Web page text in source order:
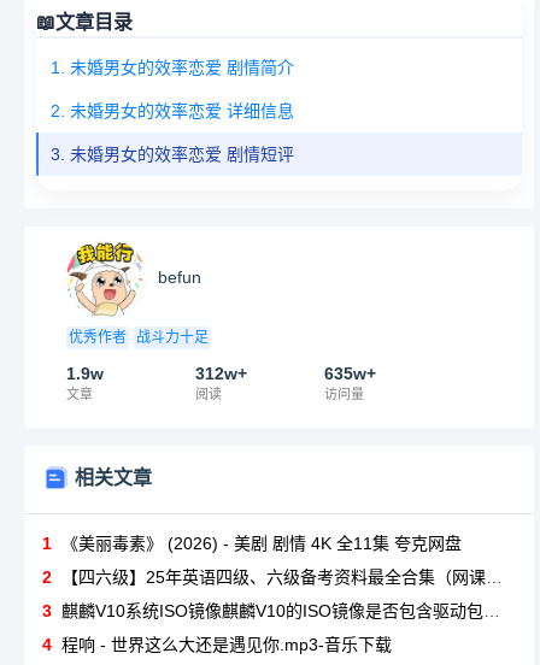
📖文章目录
1. 未婚男女的效率恋爱 剧情简介
2. 未婚男女的效率恋爱 详细信息
3. 未婚男女的效率恋爱 剧情短评
befun
优秀作者 战斗力十足
1.9w
文章
312w+
阅读
635w+
访问量
相关文章
1
《美丽毒素》 (2026) - 美剧 剧情 4K 全11集 夸克网盘
2
【四六级】25年英语四级、六级备考资料最全合集（网课合集+电子版资料）免费分享
3 麒麟V10系统ISO镜像麒麟V10的ISO镜像是否包含驱动包？如何解决安装后硬件不兼容的问题？
4 程响 - 世界这么大还是遇见你.mp3-音乐下载